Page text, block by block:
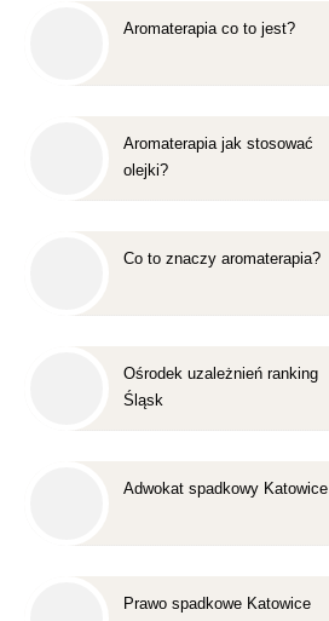
Aromaterapia co to jest?
Aromaterapia jak stosować
olejki?
Co to znaczy aromaterapia?
Ośrodek uzależnień ranking
Śląsk
Adwokat spadkowy Katowice
Prawo spadkowe Katowice